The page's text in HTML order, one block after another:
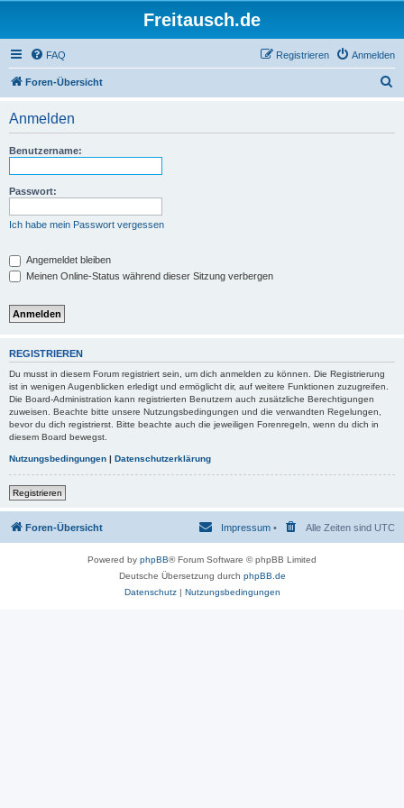
Freitausch.de
FAQ Anmelden
Registrieren
Foren-Übersicht
Anmelden
Benutzername:
Passwort:
Ich habe mein Passwort vergessen
Angemeldet bleiben
Meinen Online-Status während dieser Sitzung verbergen
REGISTRIEREN
Du musst in diesem Forum registriert sein, um dich anmelden zu können. Die Registrierung
ist in wenigen Augenblicken erledigt und ermöglicht dir, auf weitere Funktionen zuzugreifen.
Die Board-Administration kann registrierten Benutzern auch zusätzliche Berechtigungen
zuweisen. Beachte bitte unsere Nutzungsbedingungen und die verwandten Regelungen,
bevor du dich registrierst. Bitte beachte auch die jeweiligen Forenregeln, wenn du dich in
diesem Board bewegst.
Nutzungsbedingungen | Datenschutzerklärung
Registrieren
Foren-Übersicht Alle Zeiten sind UTC
Impressum •
Powered by phpBB® Forum Software © phpBB Limited
Deutsche Übersetzung durch phpBB.de
Datenschutz| Nutzungsbedingungen